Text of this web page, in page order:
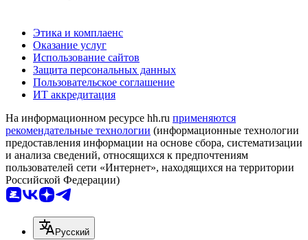
Этика и комплаенс
Оказание услуг
Использование сайтов
Защита персональных данных
Пользовательское соглашение
ИТ аккредитация
На информационном ресурсе hh.ru применяются
рекомендательные технологии (информационные технологии
предоставления информации на основе сбора, систематизации
и анализа сведений, относящихся к предпочтениям
пользователей сети «Интернет», находящихся на территории
Российской Федерации)
Русский